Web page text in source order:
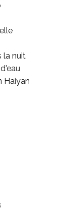
la nuit
Haiyan